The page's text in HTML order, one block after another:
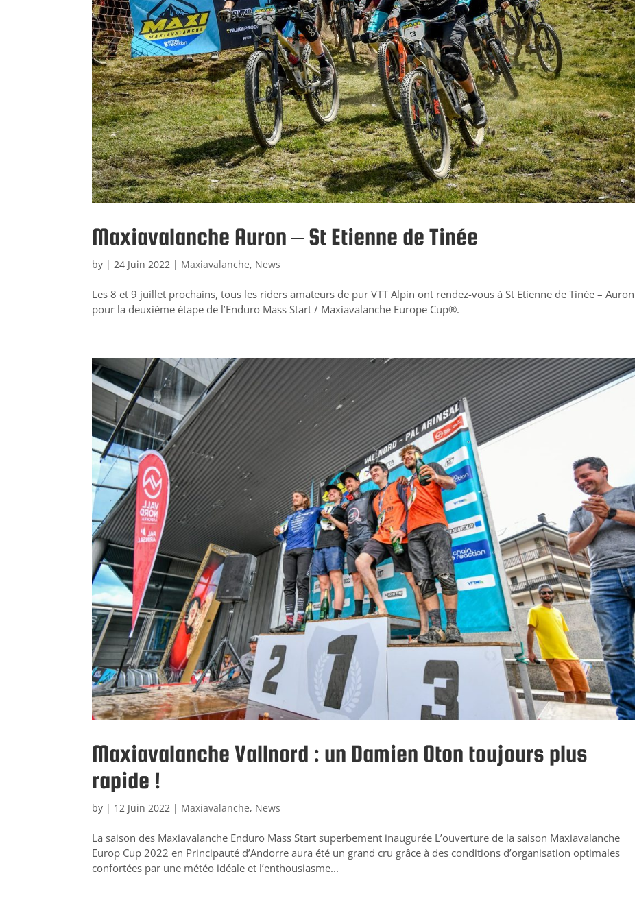
Maxiavalanche Auron – St Etienne de Tinée
by |24 Juin 2022 | Maxiavalanche, News
Les 8 et 9 juillet prochains, tous les riders amateurs de pur VTT Alpin ont rendez-vous à St Etienne de Tinée – Auron
pour la deuxième étape de l’Enduro Mass Start / Maxiavalanche Europe Cup®.
Maxiavalanche Vallnord : un Damien Oton toujours plus
rapide !
by | 12 Juin 2022 | Maxiavalanche, News
La saison des Maxiavalanche Enduro Mass Start superbement inaugurée L’ouverture de la saison Maxiavalanche
Europ Cup 2022 en Principauté d’Andorre aura été un grand cru grâce à des conditions d’organisation optimales
confortées par une météo idéale et l’enthousiasme...